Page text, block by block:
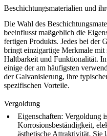
Beschichtungsmaterialien und
Die Wahl des
beeinflusst maßgeblich die
fertigen Produkts. Jedes bei der
bringt einzigartige Merkmale mit
Haltbarkeit und Funktionalität.
einige der am häufigsten
der Galvanisierung, ihre
spezifischen Vorteile.
Vergoldung
Eigenschaften: Vergoldung
Korrosionsbeständigkeit,
ästhetische Attraktivität. Sie